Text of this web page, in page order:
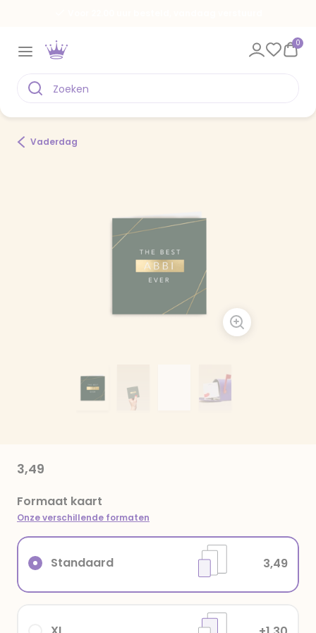
0
Vaderdag
3,49
Formaat kaart
Onze verschillende formaten
Standaard 3,49